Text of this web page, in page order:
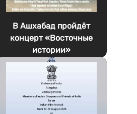
В Ашхабад пройдёт
концерт «Восточные
истории»